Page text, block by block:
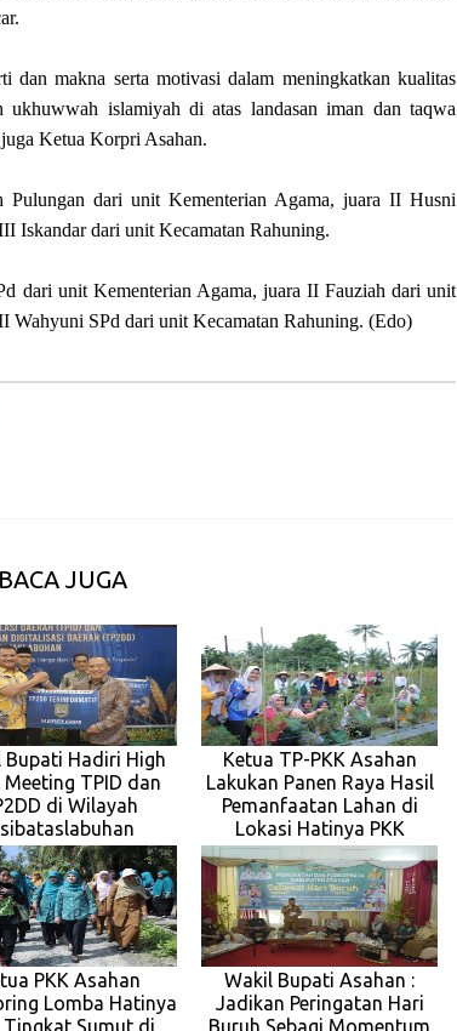
dan makna serta motivasi dalam meningkatkan kualitas
ukhuwwah islamiyah di atas landasan iman dan taqwa
Ketua Korpri Asahan.
dari unit Kementerian Agama, juara II Husni
Iskandar dari unit Kecamatan Rahuning.
dari unit Kementerian Agama, juara II Fauziah dari unit
Wahyuni SPd dari unit Kecamatan Rahuning. (Edo)
BACA JUGA
Bupati Hadiri High
Meeting TPID dan
di Wilayah
Ketua TP-PKK Asahan
Lakukan Panen Raya Hasil
Pemanfaatan Lahan di
Lokasi Hatinya PKK
PKK Asahan
Lomba Hatinya
Tingkat Sumut di
Wakil Bupati Asahan :
Jadikan Peringatan Hari
Buruh Sebagi Momentum